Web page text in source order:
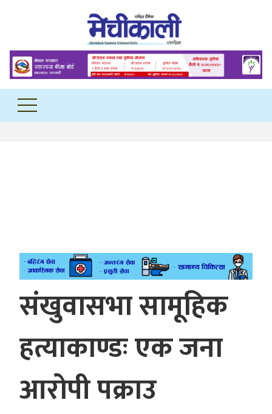
संखुवासभा सामूहिक
हत्याकाण्डः एक जना
आरोपी पक्राउ